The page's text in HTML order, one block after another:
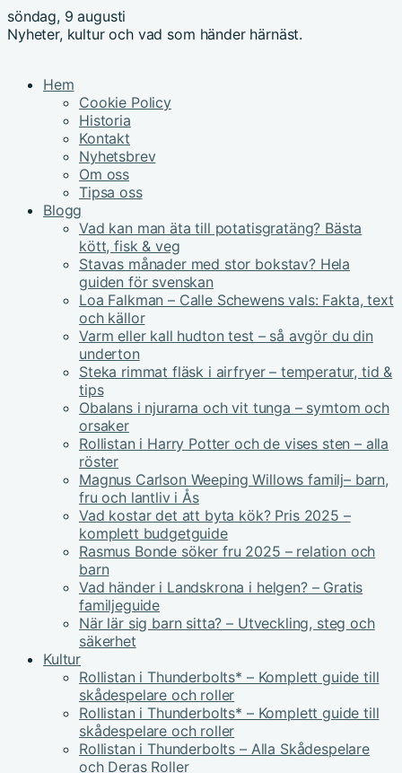
söndag, 9 augusti
Nyheter, kultur och vad som händer härnäst.
Hem
Cookie Policy
Historia
Kontakt
Nyhetsbrev
Om oss
Tipsa oss
Blogg
Vad kan man äta till potatisgratäng? Bästa
kött, fisk & veg
Stavas månader med stor bokstav? Hela
guiden för svenskan
Loa Falkman – Calle Schewens vals: Fakta, text
och källor
Varm eller kall hudton test – så avgör du din
underton
Steka rimmat fläsk i airfryer – temperatur, tid &
tips
Obalans i njurarna och vit tunga – symtom och
orsaker
Rollistan i Harry Potter och de vises sten – alla
röster
Magnus Carlson Weeping Willows familj– barn,
fru och lantliv i Ås
Vad kostar det att byta kök? Pris 2025 –
komplett budgetguide
Rasmus Bonde söker fru 2025 – relation och
barn
Vad händer i Landskrona i helgen? – Gratis
familjeguide
När lär sig barn sitta? – Utveckling, steg och
säkerhet
Kultur
Rollistan i Thunderbolts* – Komplett guide till
skådespelare och roller
Rollistan i Thunderbolts* – Komplett guide till
skådespelare och roller
Rollistan i Thunderbolts – Alla Skådespelare
och Deras Roller